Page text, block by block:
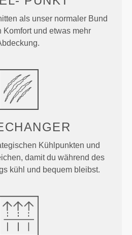
als unser normaler Bund
Komfort und etwas mehr
Kühlpunkten und
damit du während des
kühl und bequem bleibst.